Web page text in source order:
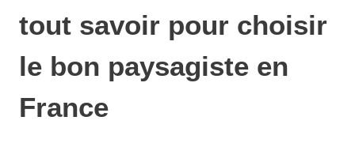
tout savoir pour choisir
le bon paysagiste en
France